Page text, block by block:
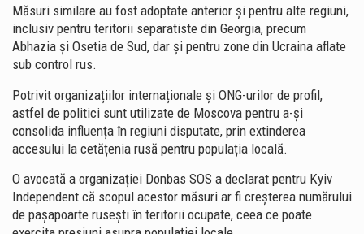
Măsuri similare au fost adoptate anterior și pentru alte regiuni,
inclusiv pentru teritorii separatiste din Georgia, precum
Abhazia și Osetia de Sud, dar și pentru zone din Ucraina aflate
sub control rus.
Potrivit organizațiilor internaționale și ONG-urilor de profil,
astfel de politici sunt utilizate de Moscova pentru a-și
consolida influența în regiuni disputate, prin extinderea
accesului la cetățenia rusă pentru populația locală.
O avocată a organizației Donbas SOS a declarat pentru Kyiv
Independent că scopul acestor măsuri ar fi creșterea numărului
de pașapoarte rusești în teritorii ocupate, ceea ce poate